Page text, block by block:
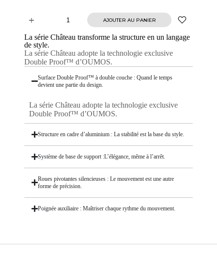
AJOUTER AU PANIER
l
t
e
r
n
La série Château transforme la structure en un langage
de style.
La série Château adopte la technologie exclusive
Double Proof™ d’OUMOS.
Surface Double Proof™ à double couche : Quand le temps
devient une partie du design.
La série Château adopte la technologie exclusive
Double Proof™ d’OUMOS.
Structure en cadre d’aluminium : La stabilité est la base du style.
Système de base de support :L’élégance, même à l’arrêt.
Roues pivotantes silencieuses : Le mouvement est une autre
forme de précision.
Poignée auxiliaire : Maîtriser chaque rythme du mouvement.